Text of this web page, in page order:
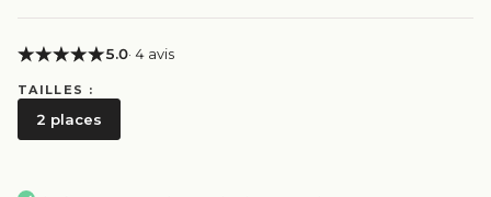
5.0· 4 avis
TAILLES :
2 places